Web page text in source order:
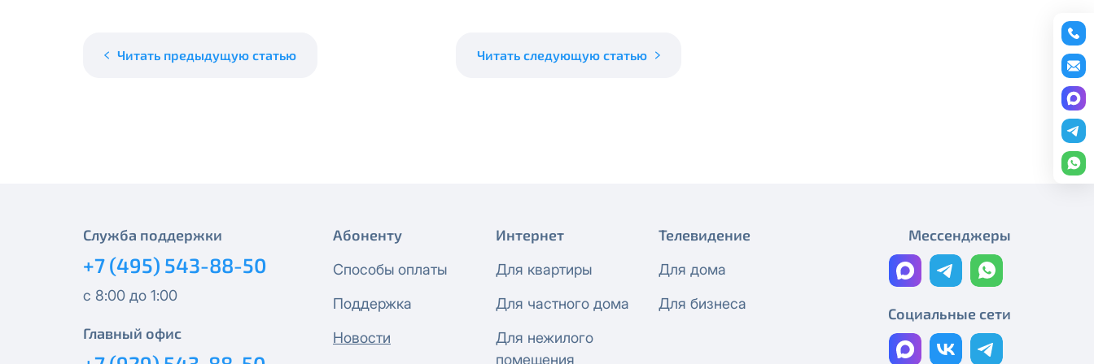
Читать предыдущую статью Читать следующую статью
Новинка: российские кинохиты
Акция «Смотри футбол в HD»!
Акция «Amediateka старт»
Служба поддержки
+7 (495) 543-88-50
с 8:00 до 1:00
Главный офис
Абоненту
Способы оплаты
Поддержка
Новости
Интернет
Для квартиры
Для частного дома
Для нежилого
помещения
Телевидение
Для дома
Для бизнеса
Мессенджеры
Социальные сети
Оптима
МойДом300
Эксклюзив